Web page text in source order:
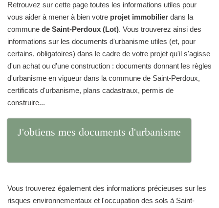
Retrouvez sur cette page toutes les informations utiles pour
vous aider à mener à bien votre projet immobilier dans la
commune de Saint-Perdoux (Lot). Vous trouverez ainsi des
informations sur les documents d'urbanisme utiles (et, pour
certains, obligatoires) dans le cadre de votre projet qu'il s'agisse
d'un achat ou d'une construction : documents donnant les règles
d'urbanisme en vigueur dans la commune de Saint-Perdoux,
certificats d'urbanisme, plans cadastraux, permis de
construire...
J'obtiens mes documents d'urbanisme
Vous trouverez également des informations précieuses sur les
risques environnementaux et l'occupation des sols à Saint-